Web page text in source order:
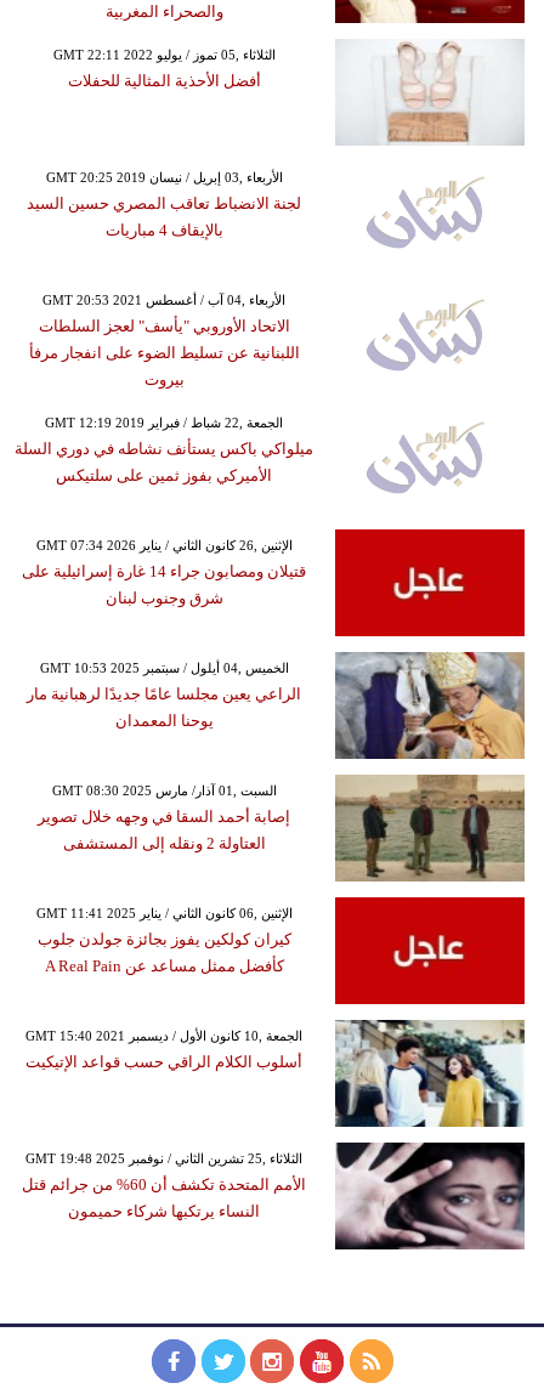
والصحراء المغربية
GMT 22:11 2022 الثلاثاء ,05 تموز / يوليو
أفضل الأحذية المثالية للحفلات
GMT 20:25 2019 الأربعاء ,03 إبريل / نيسان
لجنة الانضباط تعاقب المصري حسين السيد
بالإيقاف 4 مباريات
GMT 20:53 2021 الأربعاء ,04 آب / أغسطس
الاتحاد الأوروبي "يأسف" لعجز السلطات
اللبنانية عن تسليط الضوء على انفجار مرفأ
بيروت
GMT 12:19 2019 الجمعة ,22 شباط / فبراير
ميلواكي باكس يستأنف نشاطه في دوري السلة
الأميركي بفوز ثمين على سلتيكس
GMT 07:34 2026 الإثنين ,26 كانون الثاني / يناير
قتيلان ومصابون جراء 14 غارة إسرائيلية على
شرق وجنوب لبنان
GMT 10:53 2025 الخميس ,04 أيلول / سبتمبر
الراعي يعين مجلسا عامًا جديدًا لرهبانية مار
يوحنا المعمدان
GMT 08:30 2025 السبت ,01 آذار/ مارس
إصابة أحمد السقا في وجهه خلال تصوير
العتاولة 2 ونقله إلى المستشفى
GMT 11:41 2025 الإثنين ,06 كانون الثاني / يناير
كيران كولكين يفوز بجائزة جولدن جلوب
كأفضل ممثل مساعد عن A Real Pain
GMT 15:40 2021 الجمعة ,10 كانون الأول / ديسمبر
أسلوب الكلام الراقي حسب قواعد الإتيكيت
GMT 19:48 2025 الثلاثاء ,25 تشرين الثاني / نوفمبر
الأمم المتحدة تكشف أن 60% من جرائم قتل
النساء يرتكبها شركاء حميمون